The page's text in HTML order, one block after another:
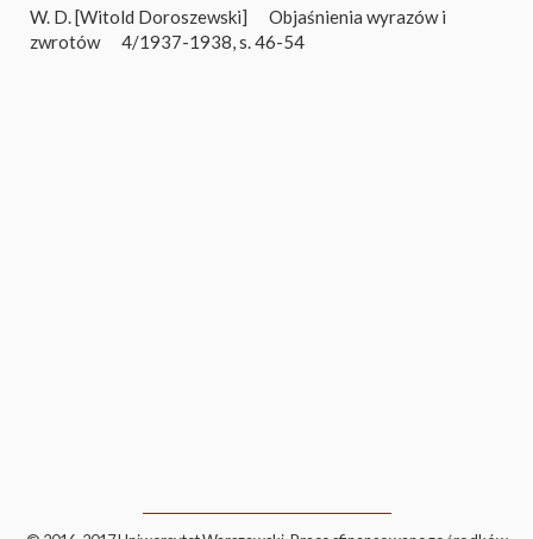
W. D. [Witold Doroszewski]
Objaśnienia wyrazów i
zwrotów
4/1937-1938, s. 46-54